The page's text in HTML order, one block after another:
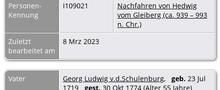
Personen-
Kennung
I109021
Nachfahren von Hedwig
vom Gleiberg (ca. 939 – 993
n. Chr.)
Zuletzt
bearbeitet am
8 Mrz 2023
Vater Georg Ludwig v.d.Schulenburg, geb. 23 Jul
1719 gest. 30 Okt 1774 (Alter 55 Jahre)